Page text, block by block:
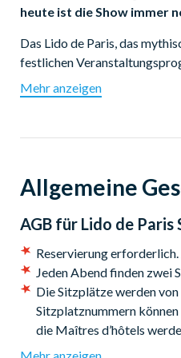
heute ist die Show immer
Das Lido de Paris, das
festlichen
Das Programm umfasst eine
Der talentierte Franco
Auf der Bühne wechselt die
Tanzvorführungen der
Eine ganze Stadt verwandelt
Reise, bei der die
Ticket-Optionen
Mehr anzeigen
Allgemeine
AGB für Lido de Paris
Reservierung
Jeden Abend finden zwei
Die Sitzplätze werden
Sitzplatznummern
die Maîtres d’hôtels
Um die Künstler auf der
Mehr anzeigen